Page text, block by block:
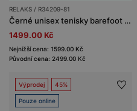
RELAKS / R34209-81
Černé unisex tenisky barefoot RELAKS
1499.00 Kč
Nejnižší cena: 1599.00 Kč
Původní cena: 2499.00 Kč
Výprodej 45%
Pouze online